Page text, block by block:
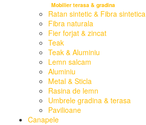
Mobilier terasa & gradina
Ratan sintetic & Fibra sintetica
Fibra naturala
Fier forjat & zincat
Teak
Teak & Aluminiu
Lemn salcam
Aluminiu
Metal & Sticla
Rasina de lemn
Umbrele gradina & terasa
Pavilioane
Canapele